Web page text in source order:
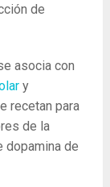
de
asocia con
y
recetan para
de la
dopamina de